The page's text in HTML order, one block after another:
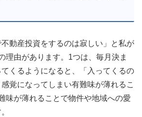
不動産投資をするのは寂しい」と私が
理由があります。1つは、毎月決ま
くるようになると、「入ってくるの
覚になってしまい有難味が薄れるこ
味が薄れることで物件や地域への愛